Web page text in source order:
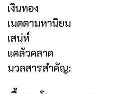
เงินทอง
เมตตามหานิยม
เสน่ห์
แคล้วคลาด
มวลสารสำคัญ: